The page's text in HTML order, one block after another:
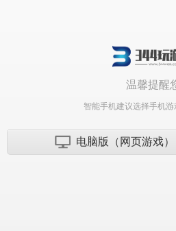
温馨提醒
智能手机建议选择手机
电脑版（网页游戏）